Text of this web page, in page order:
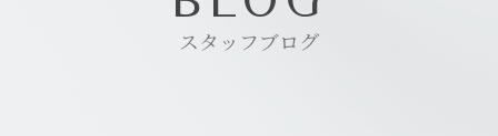
スタッフブログ